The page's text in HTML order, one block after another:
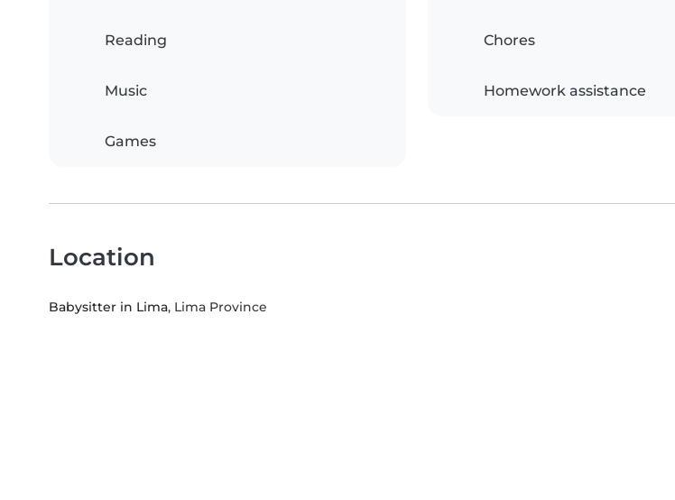
Reading
Music
Games
Chores
Homework assistance
Location
Babysitter in Lima, Lima Province